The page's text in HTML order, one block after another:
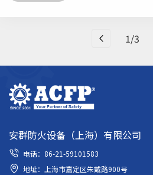
1/3
安群防火设备（上海）有限公司
电话：86-21-59101583
地址：上海市嘉定区朱戴路900号